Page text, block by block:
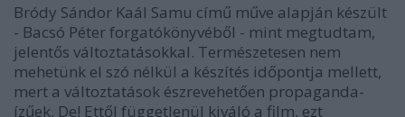
Bródy Sándor Kaál Samu című műve alapján készült
- Bacsó Péter forgatókönyvéből - mint megtudtam,
jelentős változtatásokkal. Természetesen nem
mehetünk el szó nélkül a készítés időpontja mellett,
mert a változtatások észrevehetően propaganda-
ízűek. De! Ettől függetlenül kiváló a film, ezt